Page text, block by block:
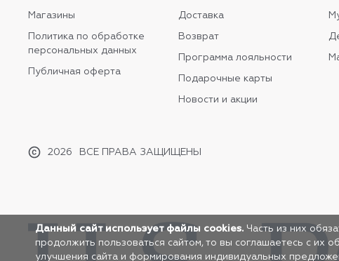
Магазины
Политика по обработке
персональных данных
Публичная оферта
2026 ВСЕ ПРАВА ЗАЩИЩЕНЫ
Доставка
Возврат
Программа лояльности
Подарочные карты
Новости и акции
Данный сайт использует файлы cookies. Часть из них
продолжить пользоваться сайтом, то вы соглашаетесь с их
улучшения сайта и формирования индивидуальных